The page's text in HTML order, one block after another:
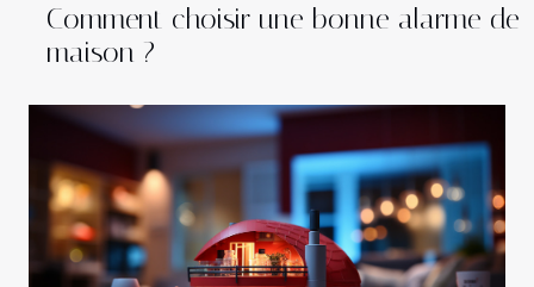
Comment choisir une bonne alarme de
maison ?